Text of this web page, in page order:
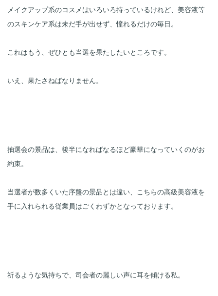
メイクアップ系のコスメはいろいろ持っているけれど、美容液等
のスキンケア系は未だ手が出せず、憧れるだけの毎日。
これはもう、ぜひとも当選を果たしたいところです。
いえ、果たさねばなりません。
抽選会の景品は、後半になればなるほど豪華になっていくのがお
約束。
当選者が数多くいた序盤の景品とは違い、こちらの高級美容液を
手に入れられる従業員はごくわずかとなっております。
祈るような気持ちで、司会者の麗しい声に耳を傾ける私。